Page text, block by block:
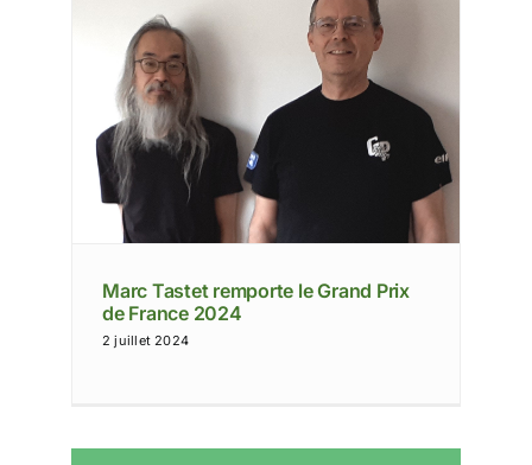
Marc Tastet remporte le Grand Prix
de France 2024
2 juillet 2024